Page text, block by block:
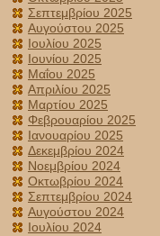
Σεπτεμβρίου 2025
Αυγούστου 2025
Ιουλίου 2025
Ιουνίου 2025
Μαΐου 2025
Απριλίου 2025
Μαρτίου 2025
Φεβρουαρίου 2025
Ιανουαρίου 2025
Δεκεμβρίου 2024
Νοεμβρίου 2024
Οκτωβρίου 2024
Σεπτεμβρίου 2024
Αυγούστου 2024
Ιουλίου 2024